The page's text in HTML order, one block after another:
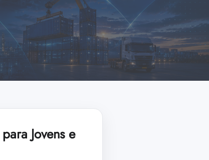
Jovens e